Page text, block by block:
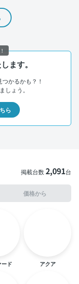
ます。
かるかも？！
しょう。
ら
掲載台数2,091台
価格から
ド アクア